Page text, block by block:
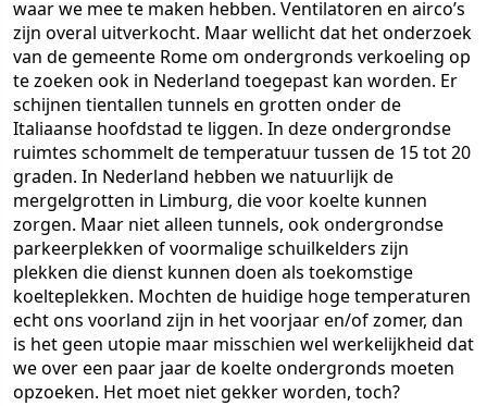
waar we mee te maken hebben. Ventilatoren en airco’s
zijn overal uitverkocht. Maar wellicht dat het onderzoek
van de gemeente Rome om ondergronds verkoeling op
te zoeken ook in Nederland toegepast kan worden. Er
schijnen tientallen tunnels en grotten onder de
Italiaanse hoofdstad te liggen. In deze ondergrondse
ruimtes schommelt de temperatuur tussen de 15 tot 20
graden. In Nederland hebben we natuurlijk de
mergelgrotten in Limburg, die voor koelte kunnen
zorgen. Maar niet alleen tunnels, ook ondergrondse
parkeerplekken of voormalige schuilkelders zijn
plekken die dienst kunnen doen als toekomstige
koelteplekken. Mochten de huidige hoge temperaturen
echt ons voorland zijn in het voorjaar en/of zomer, dan
is het geen utopie maar misschien wel werkelijkheid dat
we over een paar jaar de koelte ondergronds moeten
opzoeken. Het moet niet gekker worden, toch?